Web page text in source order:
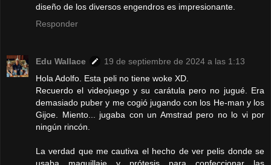
diseño de los diversos engendros es impresionante.
Responder
Edu Wallace
19 de septiembre de 2024 a las 1:13
Hola Adolfo. Esta peli no tiene woke XD.
Recuerdo el videojuego y su carátula pero no jugué. Era
demasiado puber y me cogió jugando con los He-man y los
Gijoe. Miento... jugaba con un Amstrad pero no lo vi por
ningún rincón.
La verdad que me cautiva el hecho de ver pelis donde se
usaba maquillaje y prótesis para confeccionar las